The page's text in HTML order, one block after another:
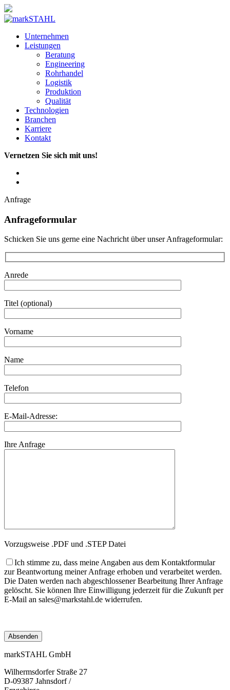
Unternehmen
Leistungen
Beratung
Engineering
Rohrhandel
Logistik
Produktion
Qualität
Technologien
Branchen
Karriere
Kontakt
Vernetzen Sie sich mit uns!
Anfrage
Anfrageformular
Schicken Sie uns gerne eine Nachricht über unser Anfrageformular:
Anrede
Titel (optional)
Vorname
Name
Telefon
E-Mail-Adresse:
Ihre Anfrage
Vorzugsweise .PDF und .STEP Datei
Ich stimme zu, dass meine Angaben aus dem Kontaktformular
zur Beantwortung meiner Anfrage erhoben und verarbeitet werden.
Die Daten werden nach abgeschlossener Bearbeitung Ihrer Anfrage
gelöscht. Sie können Ihre Einwilligung jederzeit für die Zukunft per
E-Mail an sales@markstahl.de widerrufen.
markSTAHL GmbH
Wilhermsdorfer Straße 27
D-09387 Jahnsdorf /